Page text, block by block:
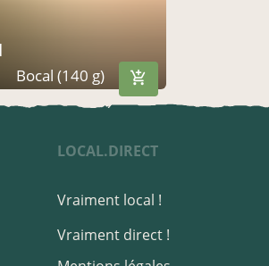
Bocal (140 g)
LOCAL.DIRECT
Vraiment local !
Vraiment direct !